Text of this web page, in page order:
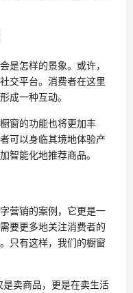
是怎样的景象。或许，
交平台。消费者在这里
成一种互动。
窗的功能也将更加丰
可以身临其境地体验产
智能化地推荐商品。
营销的案例，它更是一
要更多地关注消费者的
只有这样，我们的橱窗
卖商品，更是在卖生活